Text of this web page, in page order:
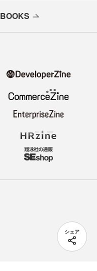
シェア
BOOKS